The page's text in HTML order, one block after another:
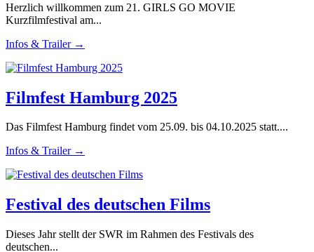
Herzlich willkommen zum 21. GIRLS GO MOVIE
Kurzfilmfestival am...
Infos & Trailer →
Filmfest Hamburg 2025
Das Filmfest Hamburg findet vom 25.09. bis 04.10.2025 statt....
Infos & Trailer →
Festival des deutschen Films
Dieses Jahr stellt der SWR im Rahmen des Festivals des
deutschen...